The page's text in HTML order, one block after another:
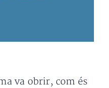
va obrir, com és